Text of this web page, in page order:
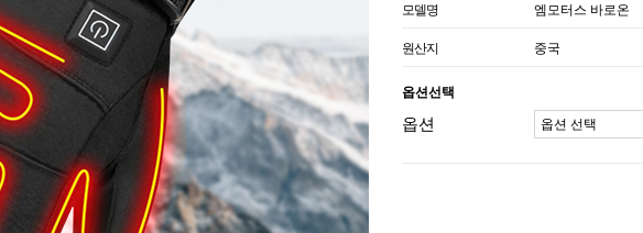
모델명 엠모터스 바로온
원산지 중국
옵션선택
옵션